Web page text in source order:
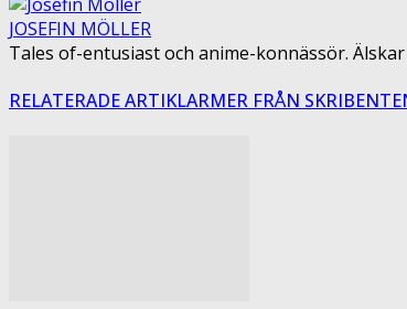
JOSEFIN MÖLLER
Tales of-entusiast och anime-konnässör.
RELATERADE ARTIKLARMER FRÅN